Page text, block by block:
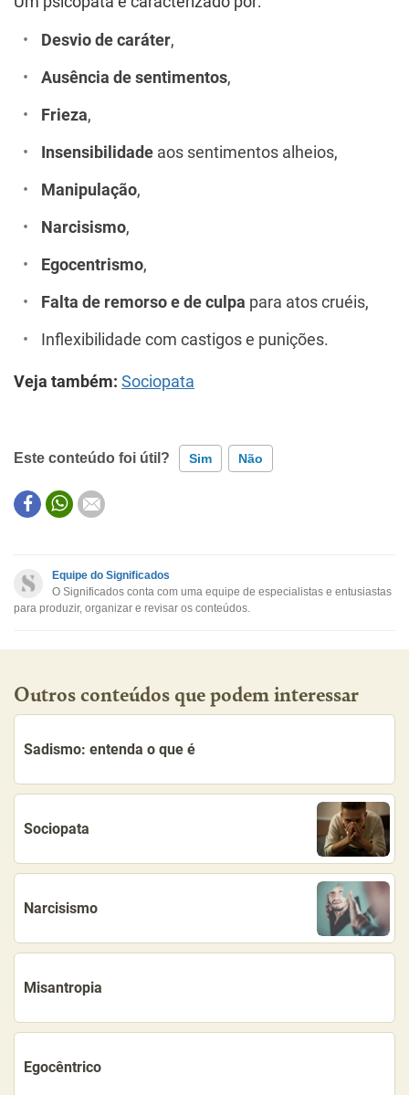
Desvio de caráter,
Ausência de sentimentos,
Frieza,
Insensibilidade aos sentimentos alheios,
Manipulação,
Narcisismo,
Egocentrismo,
Falta de remorso e de culpa para atos cruéis,
Inflexibilidade com castigos e punições.
Veja também: Sociopata
Este conteúdo foi útil? Sim Não
Este conteúdo não tem a informação que procuro
Outro
Equipe do Significados
O Significados conta com uma equipe de especialistas e entusiastas
para produzir, organizar e revisar os conteúdos.
Outros conteúdos que podem interessar
Sadismo: entenda o que é
Sociopata
Narcisismo
Misantropia
Egocêntrico